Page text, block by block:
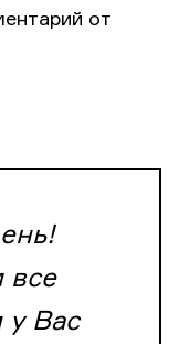
от
все
у Вас